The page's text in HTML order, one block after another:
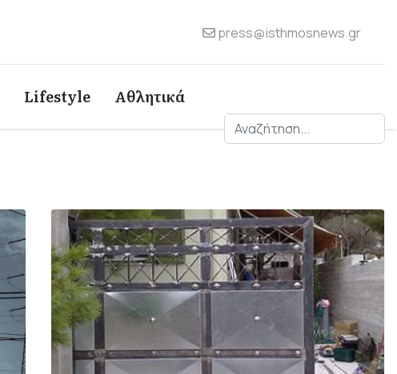
press@isthmosnews.gr
Lifestyle Αθλητικά
Αναζήτηση